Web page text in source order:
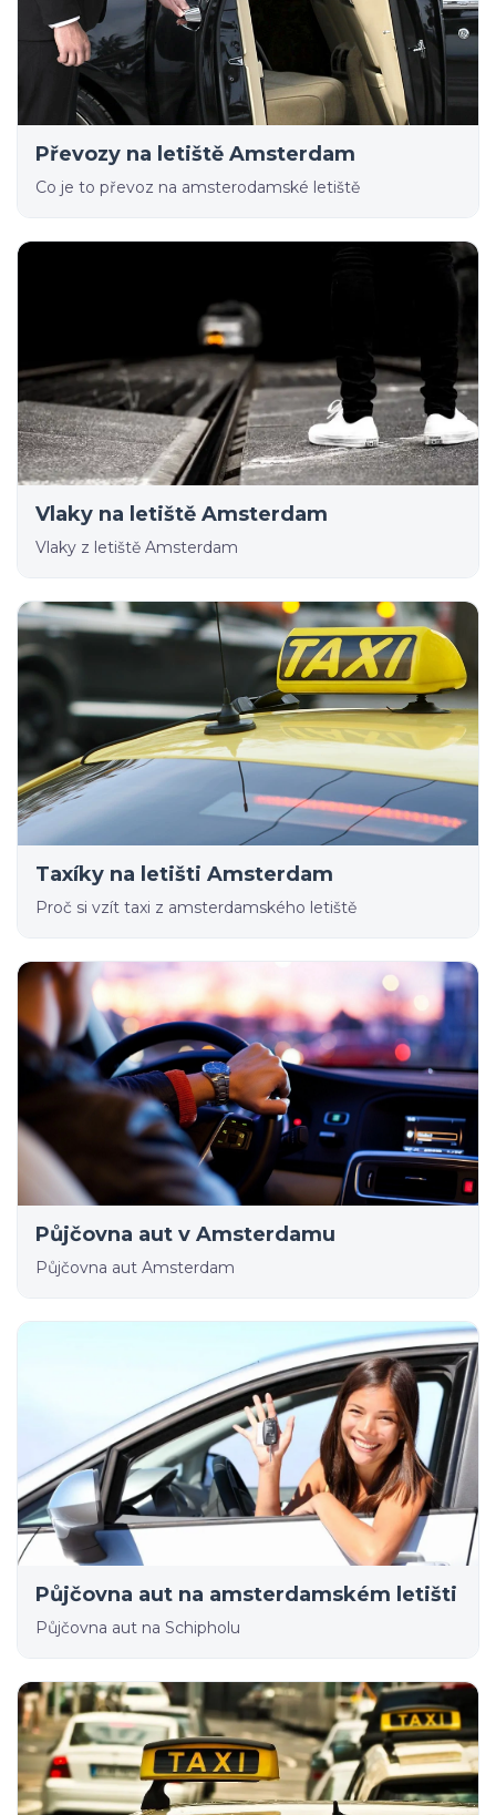
Převozy na letiště Amsterdam
Co je to převoz na amsterodamské letiště
Vlaky na letiště Amsterdam
Vlaky z letiště Amsterdam
Taxíky na letišti Amsterdam
Proč si vzít taxi z amsterdamského letiště
Půjčovna aut v Amsterdamu
Půjčovna aut Amsterdam
Půjčovna aut na amsterdamském letišti
Půjčovna aut na Schipholu